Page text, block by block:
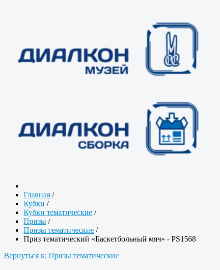
Главная /
Кубки /
Кубки тематические /
Призы /
Призы тематические /
Приз тематический «Баскетбольный мяч» - PS1568
Вернуться к: Призы тематические